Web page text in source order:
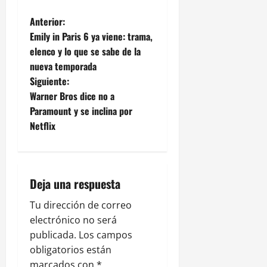
N
a
v
e
g
c
i
ó
n
Anterior:
Emily in Paris 6 ya viene: trama,
elenco y lo que se sabe de la
nueva temporada
Siguiente:
Warner Bros dice no a
Paramount y se inclina por
Netflix
Deja una respuesta
Tu dirección de correo
electrónico no será
publicada. Los campos
obligatorios están